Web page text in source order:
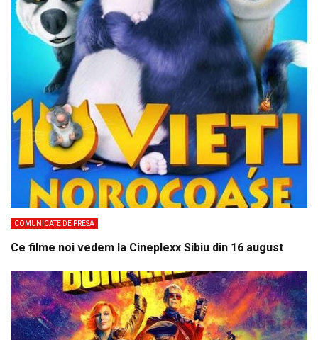
COMUNICATE DE PRESA
Ce filme noi vedem la Cineplexx Sibiu din 16 august